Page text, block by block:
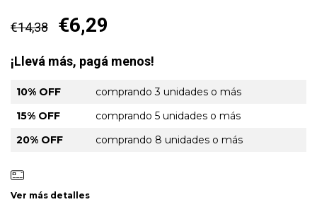
€14,38 €6,29
¡Llevá más, pagá menos!
10% OFF
comprando 3 unidades o más
15% OFF
comprando 5 unidades o más
20% OFF
comprando 8 unidades o más
Ver más detalles